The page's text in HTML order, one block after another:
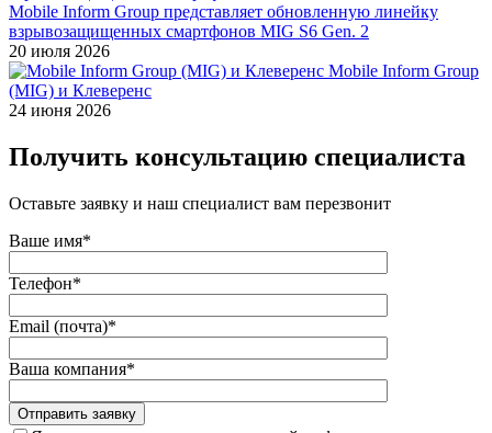
Mobile Inform Group представляет обновленную линейку
взрывозащищенных смартфонов MIG S6 Gen. 2
20 июля 2026
Mobile Inform Group
(MIG) и Клеверенс
24 июня 2026
Получить консультацию специалиста
Оставьте заявку и наш специалист вам перезвонит
Ваше имя*
Телефон*
Email (почта)*
Ваша компания*
Отправить заявку